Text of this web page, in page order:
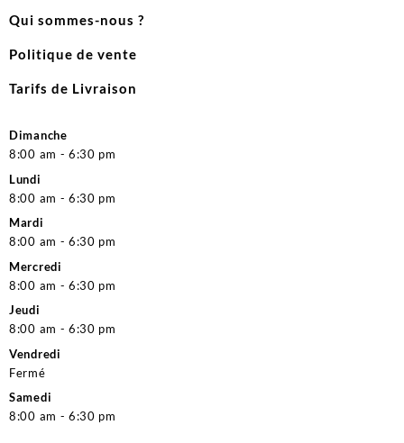
Qui sommes-nous ?
Politique de vente
Tarifs de Livraison
Dimanche
8:00 am - 6:30 pm
Lundi
8:00 am - 6:30 pm
Mardi
8:00 am - 6:30 pm
Mercredi
8:00 am - 6:30 pm
Jeudi
8:00 am - 6:30 pm
Vendredi
Fermé
Samedi
8:00 am - 6:30 pm